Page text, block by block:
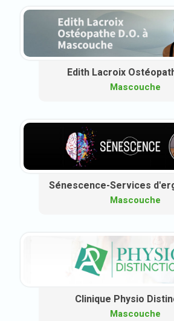
Edith Lacroix
Mascouche
Sénescence-Services
Mascouche
Clinique Physio
Mascouche